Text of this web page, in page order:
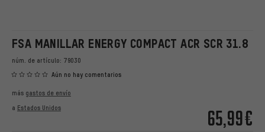
FSA MANILLAR ENERGY COMPACT ACR SCR 31.8
núm. de artículo: 79030
Aún no hay comentarios
65,99€
más gastos de envío
a Estados Unidos